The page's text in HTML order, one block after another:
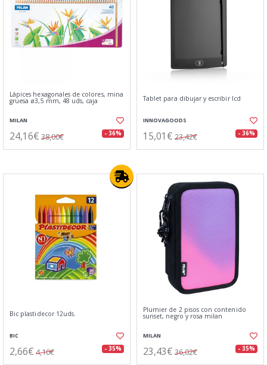
Lápices hexagonales de colores, mina
gruesa ø3,5 mm, 48 uds, caja
MILAN
24,16€ 38,00€ - 36%
Tablet para dibujar y escribir lcd
INNOVAGOODS
15,01€ 23,42€ - 36%
Bic plastidecor 12uds.
BIC
2,66€ 4,10€ - 35%
Plumier de 2 pisos con contenido
sunset, negro y rosa milan
MILAN
23,43€ 36,02€ - 35%